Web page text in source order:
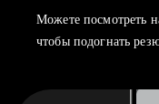
Можете посмотреть
чтобы подогнать